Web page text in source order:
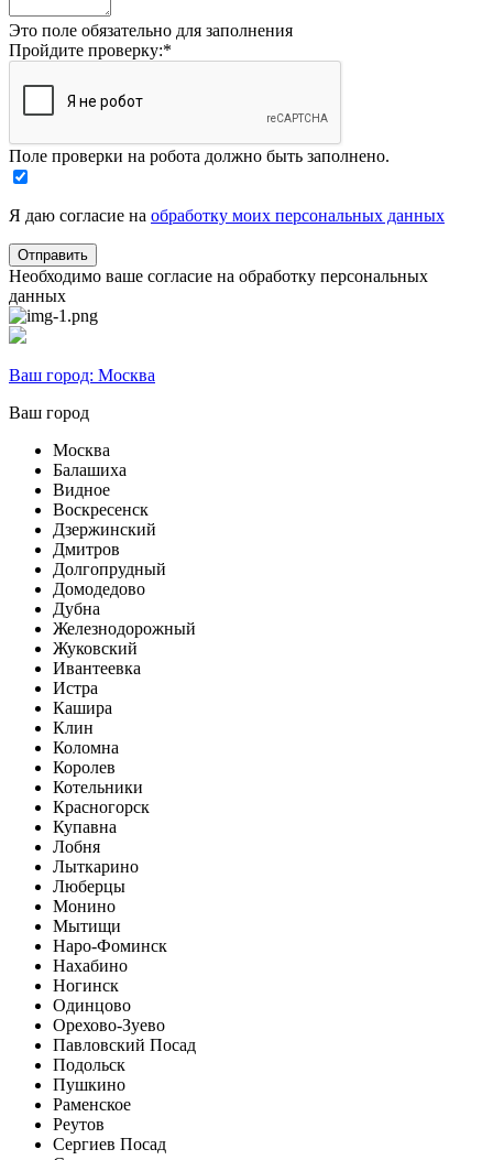
Это поле обязательно для заполнения
Пройдите проверку:*
Поле проверки на робота должно быть заполнено.
Я даю согласие на обработку моих персональных данных
Необходимо ваше согласие на обработку персональных
данных
Ваш город: Москва
Ваш город
Москва
Балашиха
Видное
Воскресенск
Дзержинский
Дмитров
Долгопрудный
Домодедово
Дубна
Железнодорожный
Жуковский
Ивантеевка
Истра
Кашира
Клин
Коломна
Королев
Котельники
Красногорск
Купавна
Лобня
Лыткарино
Люберцы
Монино
Мытищи
Наро-Фоминск
Нахабино
Ногинск
Одинцово
Орехово-Зуево
Павловский Посад
Подольск
Пушкино
Раменское
Реутов
Сергиев Посад